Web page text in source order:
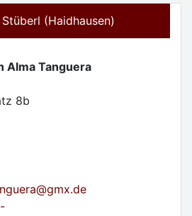
(Haidhausen)
Alma Tanguera
8b